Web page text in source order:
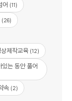
어 (11)
(26)
제작교육 (12)
는 동안 풀어
속(2)